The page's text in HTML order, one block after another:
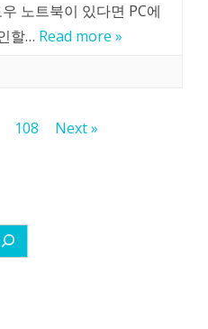
노트북이 있다면 PC에
할… Read more »
108 Next »